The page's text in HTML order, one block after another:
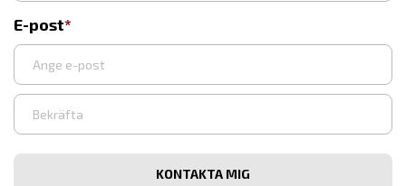
E-post
Ange
e-
Bekräfta